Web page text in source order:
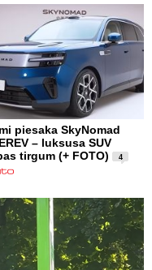
piesaka SkyNomad
– luksusa SUV
tirgum (+ FOTO)
4